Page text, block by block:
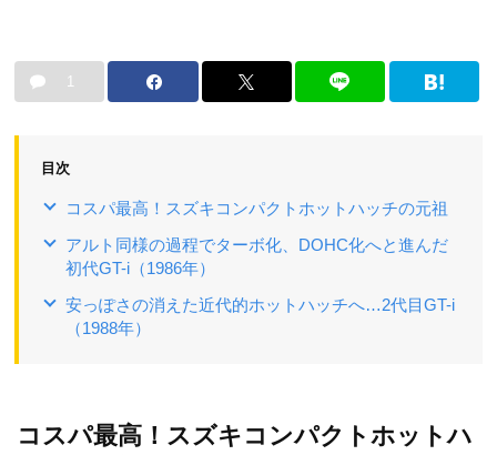
1
目次
コスパ最高！スズキコンパクトホットハッチの元祖
アルト同様の過程でターボ化、DOHC化へと進んだ
初代GT-i（1986年）
安っぽさの消えた近代的ホットハッチへ…2代目GT-i
（1988年）
コスパ最高！スズキコンパクトホットハ